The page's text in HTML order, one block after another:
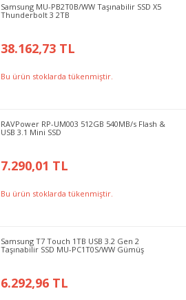
Samsung MU-PB2T0B/WW Taşınabilir SSD X5
Thunderbolt 3 2TB
38.162,73 TL
Bu ürün stoklarda tükenmiştir.
RAVPower RP-UM003 512GB 540MB/s Flash &
USB 3.1 Mini SSD
7.290,01 TL
Bu ürün stoklarda tükenmiştir.
Samsung T7 Touch 1TB USB 3.2 Gen 2
Taşınabilir SSD MU-PC1T0S/WW Gümüş
6.292,96 TL